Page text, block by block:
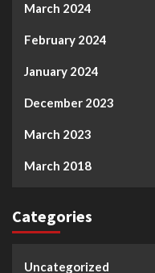
March 2024
February 2024
January 2024
December 2023
March 2023
March 2018
Categories
Uncategorized